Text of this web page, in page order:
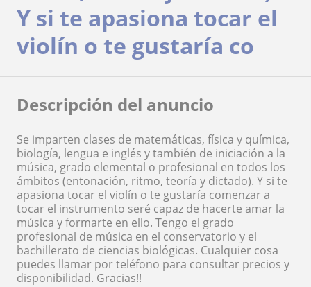
Y si te apasiona tocar el
violín o te gustaría co
Descripción del anuncio
Se imparten clases de matemáticas, física y química,
biología, lengua e inglés y también de iniciación a la
música, grado elemental o profesional en todos los
ámbitos (entonación, ritmo, teoría y dictado). Y si te
apasiona tocar el violín o te gustaría comenzar a
tocar el instrumento seré capaz de hacerte amar la
música y formarte en ello. Tengo el grado
profesional de música en el conservatorio y el
bachillerato de ciencias biológicas. Cualquier cosa
puedes llamar por teléfono para consultar precios y
disponibilidad. Gracias!!